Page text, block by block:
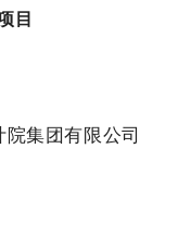
目
集团有限公司